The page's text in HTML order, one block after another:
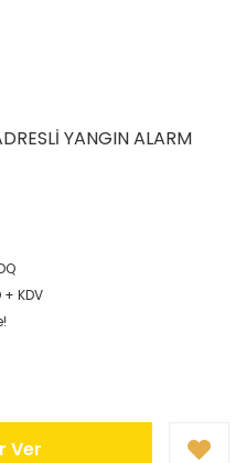
YANGIN ALARM
+ KDV
Ver